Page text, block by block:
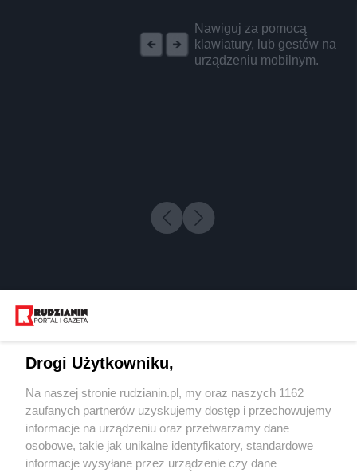
Nawiguj za pomocą
klawiatury, lub gestów na
urządzeniu mobilnym.
Wydawca mediów
Drogi Użytkowniku,
Na naszej stronie rudzianin.pl, my oraz naszych 1162
zaufanych partnerów uzyskujemy dostęp i przechowujemy
informacje na urządzeniu oraz przetwarzamy dane
osobowe, takie jak unikalne identyfikatory, standardowe
informacje wysyłane przez urządzenie czy dane